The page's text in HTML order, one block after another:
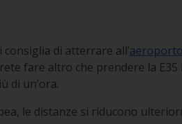
di atterrare all’
fare altro che prendere la
di un’ora.
le distanze si riducono